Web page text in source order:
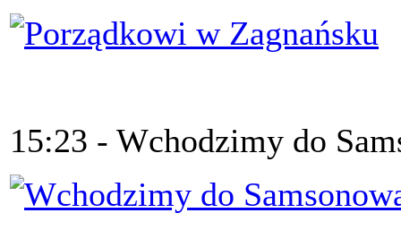
15:23 - Wchodzimy do